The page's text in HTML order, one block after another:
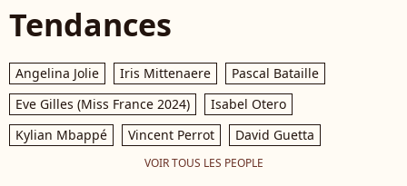
Tendances
Angelina Jolie Iris Mittenaere
Pascal Bataille
Eve Gilles (Miss France 2024)
Isabel Otero
Kylian Mbappé
Vincent Perrot David Guetta
VOIR TOUS LES PEOPLE